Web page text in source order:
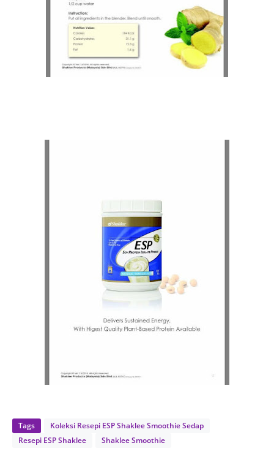
Tags
Koleksi Resepi ESP Shaklee Smoothie Sedap
Resepi ESP Shaklee
Shaklee Smoothie